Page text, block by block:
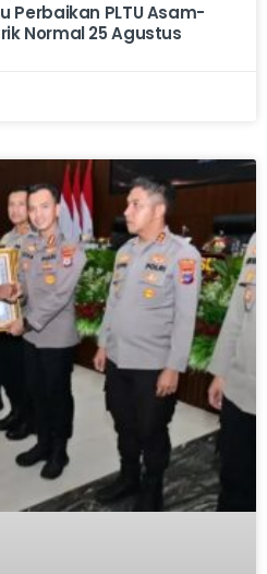
Perbaikan PLTU Asam-
Normal 25 Agustus